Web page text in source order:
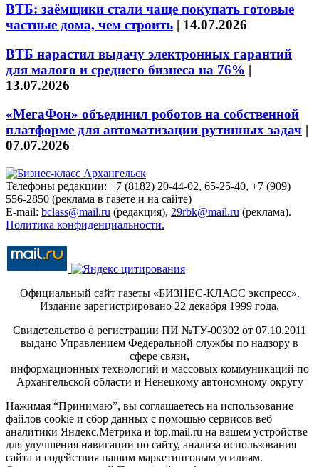
ВТБ: заёмщики стали чаще покупать готовые
частные дома, чем строить | 14.07.2026
ВТБ нарастил выдачу электронных гарантий
для малого и среднего бизнеса на 76% |
13.07.2026
«МегаФон» объединил роботов на собственной
платформе для автоматизации рутинных задач |
07.07.2026
Телефоны редакции: +7 (8182) 20-44-02, 65-25-40, +7 (909)
556-2850 (реклама в газете и на сайте)
E-mail: bclass@mail.ru (редакция), 29rbk@mail.ru (реклама).
Политика конфиденциальности.
Официальный сайт газеты «БИЗНЕС-КЛАСС экспресс».
Издание зарегистрировано 22 декабря 1999 года.
Свидетельство о регистрации ПИ №ТУ-00302 от 07.10.2011
выдано Управлением Федеральной службы по надзору в
сфере связи,
информационных технологий и массовых коммуникаций по
Архангельской области и Ненецкому автономному округу
Нажимая “Принимаю”, вы соглашаетесь на использование
файлов cookie и сбор данных с помощью сервисов веб
аналитики Яндекс.Метрика и top.mail.ru на вашем устройстве
для улучшения навигации по сайту, анализа использования
сайта и содействия нашим маркетинговым усилиям.